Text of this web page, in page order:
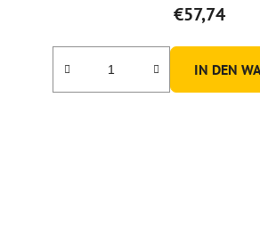
€57,74
IN DEN